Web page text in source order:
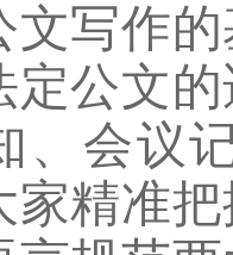
文写作
定公文
、会议
家精准